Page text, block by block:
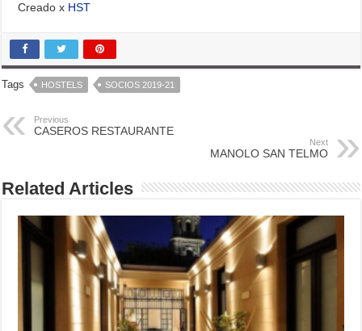
Creado x HST
Tags HOSTELS SOCIOS 2019-21
Previous
CASEROS RESTAURANTE
Next
MANOLO SAN TELMO
Related Articles